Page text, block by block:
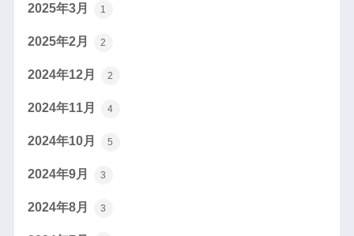
2025年3月 1
2025年2月 2
2024年12月 2
2024年11月 4
2024年10月 5
2024年9月 3
2024年8月 3